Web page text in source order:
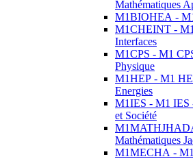
Mathématiques
M1BIOHEA -
M1CHEINT -
Interfaces
M1CPS - M1
Physique
M1HEP - M1
Energies
M1IES - M1 IES
et Société
Mathématiques
M1MECHA -